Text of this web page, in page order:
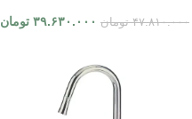
۴۷.۸۱۰.۰۰۰ تومان ۳۹.۶۳۰.۰۰۰ تومان